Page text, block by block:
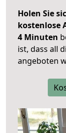
Holen Sie
kostenlose
4 Minuten
ist, dass all
angeboten